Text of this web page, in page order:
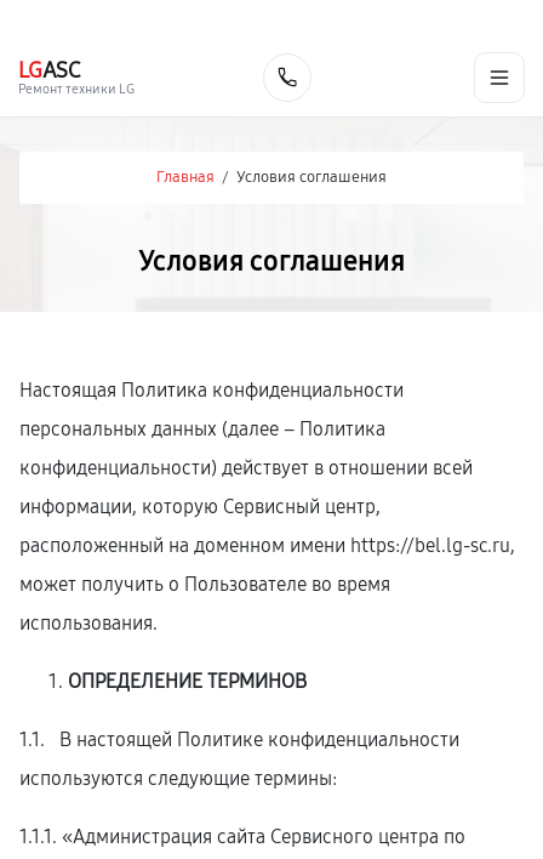
LGASC
Ремонт техники LG
Главная / Условия соглашения
Условия соглашения
Настоящая Политика конфиденциальности
персональных данных (далее – Политика
конфиденциальности) действует в отношении всей
информации, которую Сервисный центр,
расположенный на доменном имени https://bel.lg-sc.ru,
может получить о Пользователе во время
использования.
ОПРЕДЕЛЕНИЕ ТЕРМИНОВ
1.1. В настоящей Политике конфиденциальности
используются следующие термины:
1.1.1. «Администрация сайта Сервисного центра по